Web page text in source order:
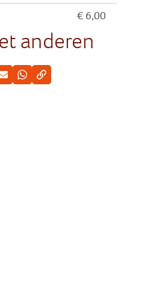
€ 6,00
anderen
E-mailWhatsappKopieer link